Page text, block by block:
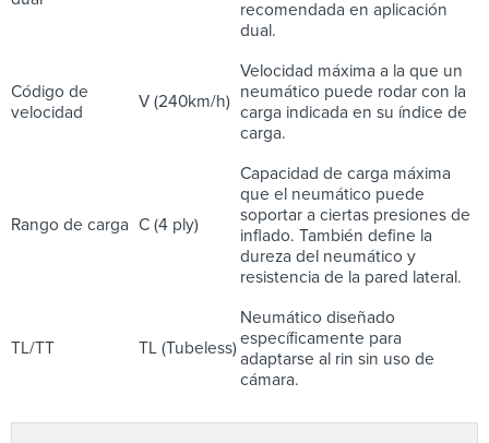
recomendada en aplicación
dual.
Código de
velocidad
V (240km/h)
Velocidad máxima a la que un
neumático puede rodar con la
carga indicada en su índice de
carga.
Rango de carga C (4 ply)
Capacidad de carga máxima
que el neumático puede
soportar a ciertas presiones de
inflado. También define la
dureza del neumático y
resistencia de la pared lateral.
TL/TT TL (Tubeless)
Neumático diseñado
específicamente para
adaptarse al rin sin uso de
cámara.